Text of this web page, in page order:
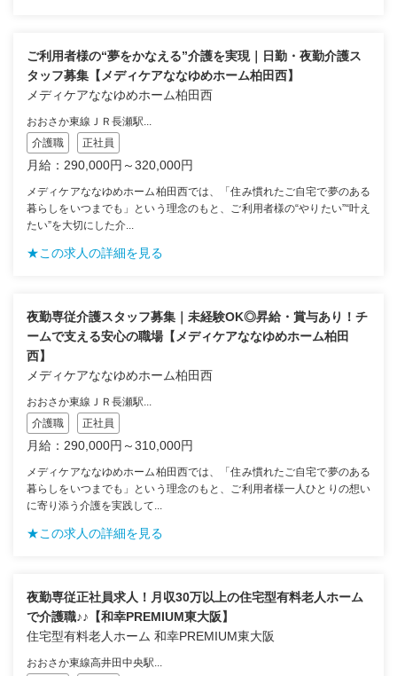
ご利用者様の“夢をかなえる”介護を実現｜日勤・夜勤介護ス
タッフ募集【メディケアななゆめホーム柏田西】
メディケアななゆめホーム柏田西
おおさか東線ＪＲ長瀬駅...
介護職
正社員
月給：290,000円～320,000円
メディケアななゆめホーム柏田西では、「住み慣れたご自宅で夢のある
暮らしをいつまでも」という理念のもと、ご利用者様の“やりたい”“叶え
たい”を大切にした介...
★この求人の詳細を見る
夜勤専従介護スタッフ募集｜未経験OK◎昇給・賞与あり！チ
ームで支える安心の職場【メディケアななゆめホーム柏田
西】
メディケアななゆめホーム柏田西
おおさか東線ＪＲ長瀬駅...
介護職
正社員
月給：290,000円～310,000円
メディケアななゆめホーム柏田西では、「住み慣れたご自宅で夢のある
暮らしをいつまでも」という理念のもと、ご利用者様一人ひとりの想い
に寄り添う介護を実践して...
★この求人の詳細を見る
夜勤専従正社員求人！月収30万以上の住宅型有料老人ホーム
で介護職♪♪【和幸PREMIUM東大阪】
住宅型有料老人ホーム 和幸PREMIUM東大阪
おおさか東線高井田中央駅...